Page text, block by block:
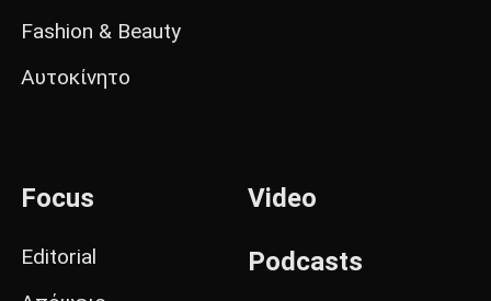
Fashion & Beauty
Αυτοκίνητο
Focus
Editorial
Video
Podcasts